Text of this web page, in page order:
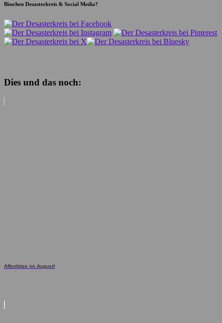
Bisschen Desasterkreis & Social Media?
Dies und das noch:
Affenhitze im August!